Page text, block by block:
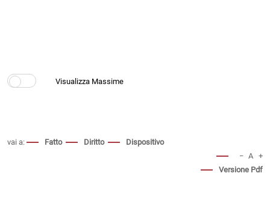
vai a: Fatto Diritto
Dispositivo
− A +
Versione Pdf